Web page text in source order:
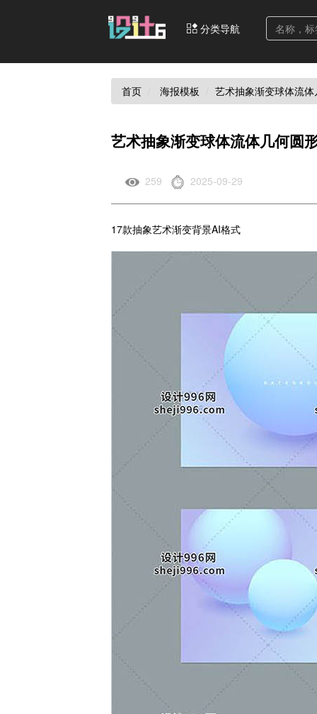
分类导航
首页 海报模板 艺术抽象渐变球体流
艺术抽象渐变球体流体几何圆
259 2025-09-29
17款抽象艺术渐变背景AI格式